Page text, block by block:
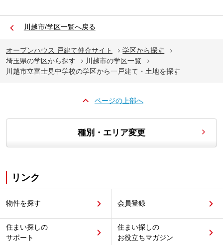
川越市/学区一覧へ戻る
オープンハウス 戸建て仲介サイト
学区から探す
埼玉県の学区から探す
川越市の学区一覧
川越市立富士見中学校の学区から一戸建て・土地を探す
ページの上部へ
種別・エリア変更
リンク
物件を探す 会員登録
住まい探しの
サポート
住まい探しの
お役立ちマガジン